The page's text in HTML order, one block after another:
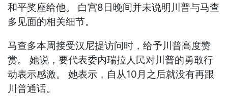
和平奖座给他。 白宫8日晚间并未说明川普与马查
多见面的相关细节。
马查多本周接受汉尼提访问时，给予川普高度赞
赏。 她说，要代表委内瑞拉人民对川普的勇敢行
动表示感激。 她表示，自从10月之后就没有再跟
川普通话。